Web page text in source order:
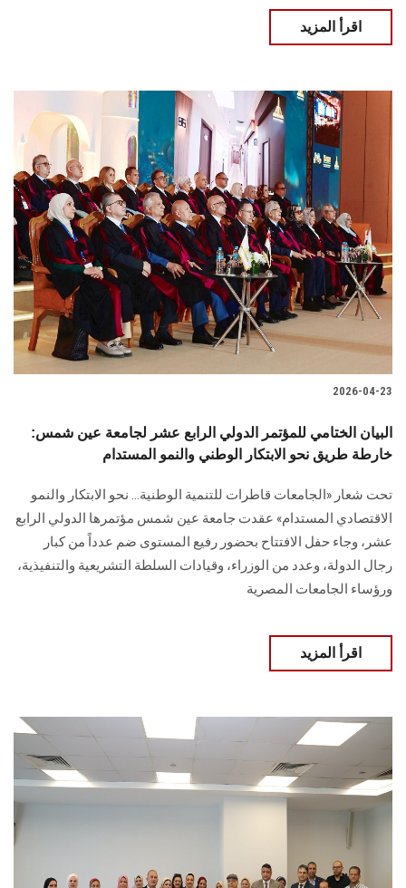
اقرأ المزيد
2026-04-23
البيان الختامي للمؤتمر الدولي الرابع عشر لجامعة عين شمس:
خارطة طريق نحو الابتكار الوطني والنمو المستدام
تحت شعار «الجامعات قاطرات للتنمية الوطنية… نحو الابتكار والنمو
الاقتصادي المستدام» عقدت جامعة عين شمس مؤتمرها الدولي الرابع
عشر، وجاء حفل الافتتاح بحضور رفيع المستوى ضم عدداً من كبار
رجال الدولة، وعدد من الوزراء، وقيادات السلطة التشريعية والتنفيذية،
ورؤساء الجامعات المصرية
اقرأ المزيد